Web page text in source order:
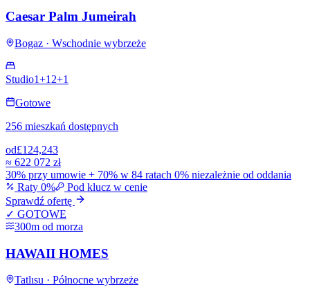
Caesar Palm Jumeirah
Bogaz · Wschodnie wybrzeże
Studio1+1 2+1
Gotowe
256 mieszkań dostępnych
od£124,243
≈ 622 072 zł
30% przy umowie + 70% w 84 ratach 0% niezależnie od oddania
Raty 0%
Pod klucz w cenie
Sprawdź ofertę
✓ GOTOWE
300m od morza
HAWAII HOMES
Tatlısu · Północne wybrzeże